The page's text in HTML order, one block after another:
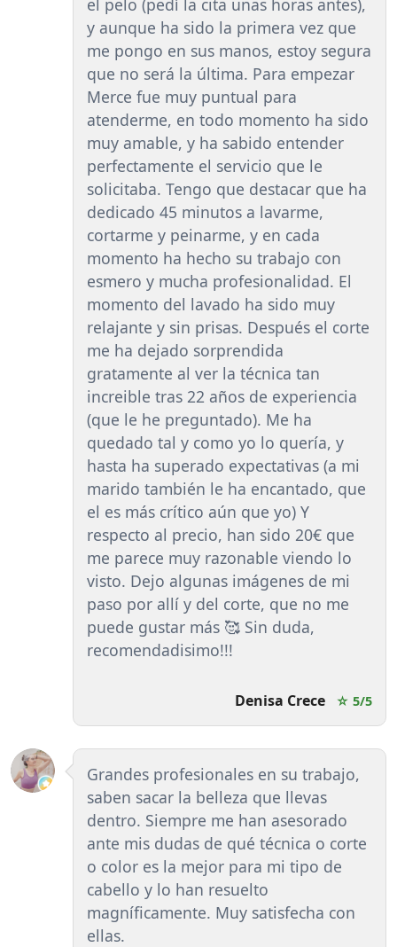
y aunque ha sido la primera vez que
me pongo en sus manos, estoy segura
que no será la última. Para empezar
Merce fue muy puntual para
atenderme, en todo momento ha sido
muy amable, y ha sabido entender
perfectamente el servicio que le
solicitaba. Tengo que destacar que ha
dedicado 45 minutos a lavarme,
cortarme y peinarme, y en cada
momento ha hecho su trabajo con
esmero y mucha profesionalidad. El
momento del lavado ha sido muy
relajante y sin prisas. Después el corte
me ha dejado sorprendida
gratamente al ver la técnica tan
increible tras 22 años de experiencia
(que le he preguntado). Me ha
quedado tal y como yo lo quería, y
hasta ha superado expectativas (a mi
marido también le ha encantado, que
el es más crítico aún que yo) Y
respecto al precio, han sido 20€ que
me parece muy razonable viendo lo
visto. Dejo algunas imágenes de mi
paso por allí y del corte, que no me
puede gustar más 🥰 Sin duda,
recomendadisimo!!!
Denisa Crece ☆ 5/5
Grandes profesionales en su trabajo,
saben sacar la belleza que llevas
dentro. Siempre me han asesorado
ante mis dudas de qué técnica o corte
o color es la mejor para mi tipo de
cabello y lo han resuelto
magníficamente. Muy satisfecha con
ellas.